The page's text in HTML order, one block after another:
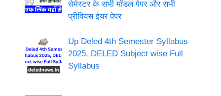
सेमेस्टर के सभी मॉडल पेपर और सभी
प्रीवियस ईयर पेपर
Up Deled 4th Semester Syllabus
2025, DELED Subject wise Full
Syllabus